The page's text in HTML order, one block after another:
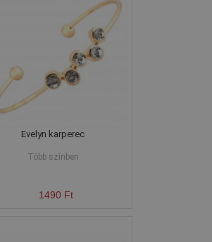
Evelyn karperec
Több színben
1490 Ft